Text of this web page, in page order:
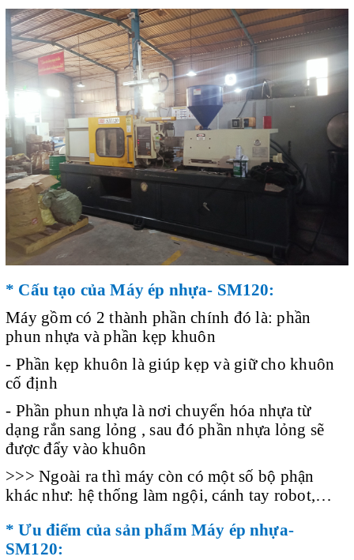
* Cấu tạo của Máy ép nhựa- SM120:
Máy gồm có 2 thành phần chính đó là: phần
phun nhựa và phần kẹp khuôn
- Phần kẹp khuôn là giúp kẹp và giữ cho khuôn
cố định
- Phần phun nhựa là nơi chuyển hóa nhựa từ
dạng rắn sang lỏng , sau đó phần nhựa lỏng sẽ
được đẩy vào khuôn
>>> Ngoài ra thì máy còn có một số bộ phận
khác như: hệ thống làm ngội, cánh tay robot,…
* Ưu điểm của sản phẩm Máy ép nhựa-
SM120: